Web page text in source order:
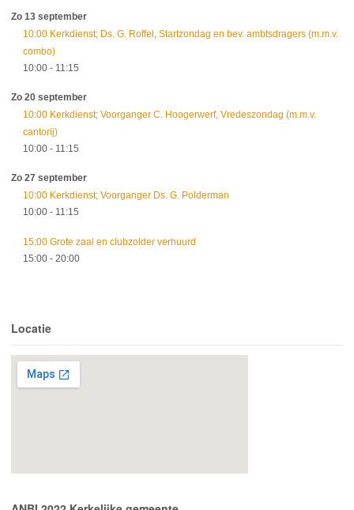
Zo 13 september
10:00 Kerkdienst; Ds. G. Roffel, Startzondag en bev. ambtsdragers (m.m.v.
combo)
10:00 - 11:15
Zo 20 september
10:00 Kerkdienst; Voorganger C. Hoogerwerf, Vredeszondag (m.m.v.
cantorij)
10:00 - 11:15
Zo 27 september
10:00 Kerkdienst; Voorganger Ds. G. Polderman
10:00 - 11:15
15:00 Grote zaal en clubzolder verhuurd
15:00 - 20:00
Locatie